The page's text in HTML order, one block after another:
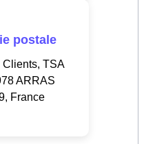
postale
Clients, TSA
ARRAS
France